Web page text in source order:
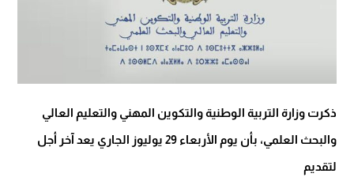
ذكرت وزارة التربية الوطنية والتكوين المهني والتعليم العالي
والبحث العلمي، بأن يوم الأربعاء 29 يوليوز الجاري يعد آخر أجل
لتقديم